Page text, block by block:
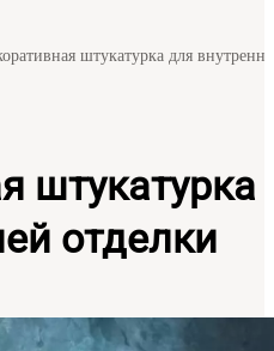
штукатурка для
штукатурка
отделки